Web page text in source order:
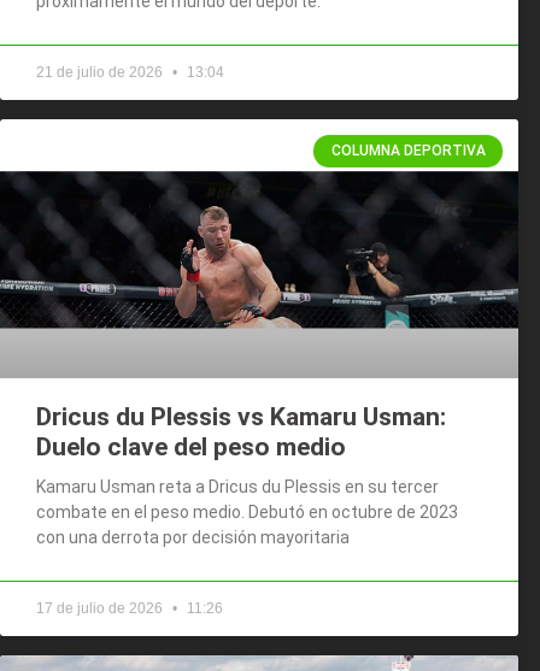
21 de julio de 2026 13:04
COLUMNA DEPORTIVA
Dricus du Plessis vs Kamaru Usman:
Duelo clave del peso medio
Kamaru Usman reta a Dricus du Plessis en su tercer
combate en el peso medio. Debutó en octubre de 2023
con una derrota por decisión mayoritaria
17 de julio de 2026 11:26